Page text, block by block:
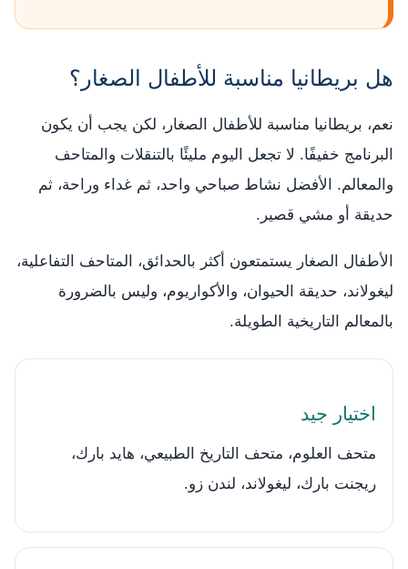
هل بريطانيا مناسبة للأطفال الصغار؟
نعم، بريطانيا مناسبة للأطفال الصغار، لكن يجب أن يكون
البرنامج خفيفًا. لا تجعل اليوم مليئًا بالتنقلات والمتاحف
والمعالم. الأفضل نشاط صباحي واحد، ثم غداء وراحة، ثم
حديقة أو مشي قصير.
الأطفال الصغار يستمتعون أكثر بالحدائق، المتاحف التفاعلية،
ليغولاند، حديقة الحيوان، والأكواريوم، وليس بالضرورة
بالمعالم التاريخية الطويلة.
اختيار جيد
متحف العلوم، متحف التاريخ الطبيعي، هايد بارك،
ريجنت بارك، ليغولاند، لندن زو.